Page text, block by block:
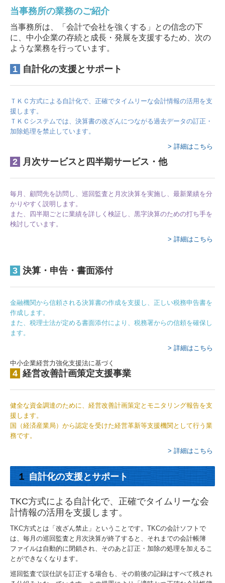
当事務所の業務のご紹介
当事務所は、「会計で会社を強くする」との信念の下
に、中小企業の存続と成長・発展を支援するため、次の
ような業務を行っています。
1 自計化の支援とサポート
ＴＫＣ方式による自計化で、正確でタイムリーな会計情報の活用を支
援します。
ＴＫＣシステムでは、決算書の改ざんにつながる過去データの訂正・
加除処理を禁止しています。
> 詳細はこちら
2 月次サービスと四半期サービス・他
毎月、顧問先を訪問し、巡回監査と月次決算を実施し、最新業績を分
かりやすく説明します。
また、四半期ごとに業績を詳しく検証し、黒字決算のための打ち手を
検討しています。
> 詳細はこちら
3 決算・申告・書面添付
金融機関から信頼される決算書の作成を支援し、正しい税務申告書を
作成します。
また、税理士法が定める書面添付により、税務署からの信頼を確保し
ます。
> 詳細はこちら
中小企業経営力強化支援法に基づく
4 経営改善計画策定支援事業
健全な資金調達のために、経営改善計画策定とモニタリング報告を支
援します。
国（経済産業局）から認定を受けた経営革新等支援機関として行う業
務です。
> 詳細はこちら
１ 自計化の支援とサポート
TKC方式による自計化で、正確でタイムリーな会
計情報の活用を支援します。
TKC方式とは「改ざん禁止」ということです。TKCの会計ソフトで
は、毎月の巡回監査と月次決算が終了すると、それまでの会計帳簿
ファイルは自動的に閉鎖され、そのあと訂正・加除の処理を加えるこ
とができなくなります。
巡回監査で誤仕訳を訂正する場合も、その前後の記録はすべて残され